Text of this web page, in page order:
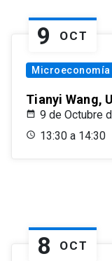
9 OCT
Microeconomía
Tianyi Wang,
9 de Octubre
13:30 a 14:30
8 OCT